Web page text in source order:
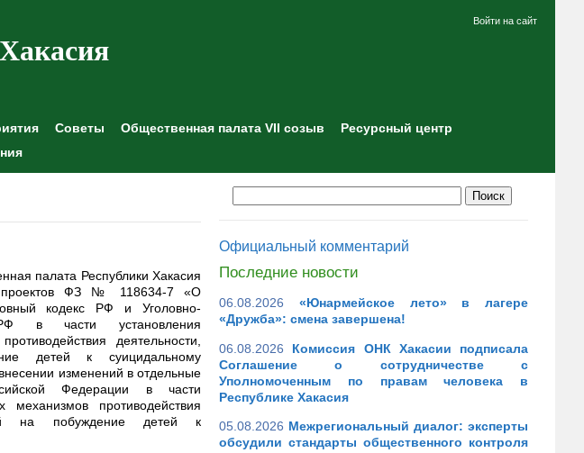
Войти на сайт
Советы Общественная палата VII созыв
Ресурсный центр
палата Республики Хакасия
проектов ФЗ № 118634-7 «О
кодекс РФ и Уголовно-
в части установления
деятельности,
детей к суицидальному
изменений в отдельные
Федерации в части
механизмов противодействия
на побуждение детей к
Официальный комментарий
Последние новости
06.08.2026
«Юнармейское лето» в лагере
«Дружба»: смена завершена!
06.08.2026
Комиссия ОНК Хакасии подписала
Соглашение о сотрудничестве с
Уполномоченным по правам человека в
Республике Хакасия
05.08.2026 Межрегиональный диалог: эксперты
обсудили стандарты общественного контроля